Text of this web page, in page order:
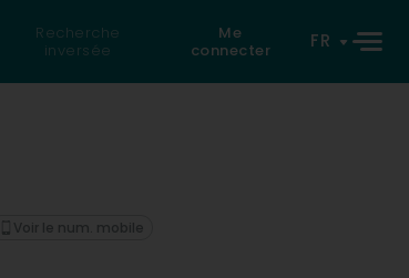
Recherche
inversée
Me
connecter
FR
Voir le num. mobile